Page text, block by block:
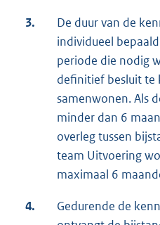
3.
De duur van de
individueel
periode die nodig
definitief besluit te
samenwonen. Als
minder dan 6
overleg tussen
team Uitvoering
maximaal 6
4.
Gedurende de